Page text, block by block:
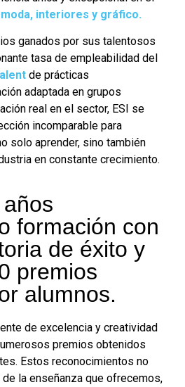
interiores y gráfico.
ganados por sus talentosos
tasa de empleabilidad del
de prácticas
adaptada en grupos
real en el sector, ESI se
incomparable para
solo aprender, sino también
en constante crecimiento.
formación con
de éxito y
premios
alumnos.​
de excelencia y creatividad
premios obtenidos
Estos reconocimientos no
la enseñanza que ofrecemos,